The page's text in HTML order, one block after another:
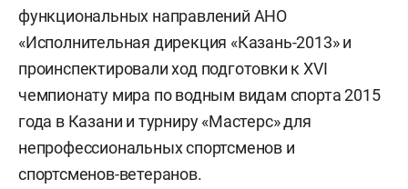
функциональных направлений АНО
«Исполнительная дирекция «Казань-2013» и
проинспектировали ход подготовки к XVI
чемпионату мира по водным видам спорта 2015
года в Казани и турниру «Мастерс» для
непрофессиональных спортсменов и
спортсменов-ветеранов.